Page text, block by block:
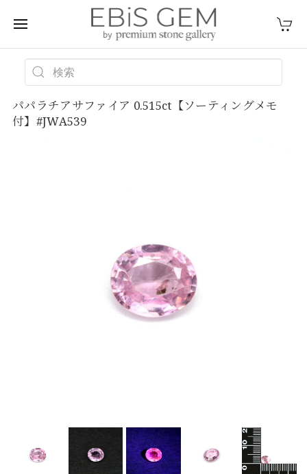
パパラチアサファイア 0.515ct【ソーティングメモ
付】#JWA539